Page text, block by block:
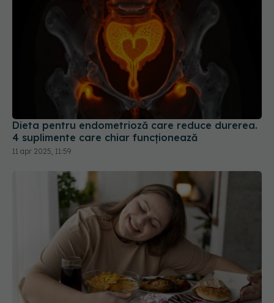
Dieta pentru endometrioză care reduce durerea.
4 suplimente care chiar funcționează
11 apr 2025, 11:59